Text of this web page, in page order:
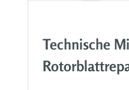
Technische